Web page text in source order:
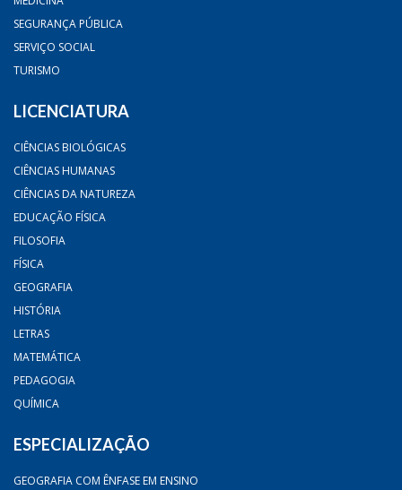
SEGURANÇA PÚBLICA
SERVIÇO SOCIAL
TURISMO
LICENCIATURA
CIÊNCIAS BIOLÓGICAS
CIÊNCIAS HUMANAS
CIÊNCIAS DA NATUREZA
EDUCAÇÃO FÍSICA
FILOSOFIA
FÍSICA
GEOGRAFIA
HISTÓRIA
LETRAS
MATEMÁTICA
PEDAGOGIA
QUÍMICA
ESPECIALIZAÇÃO
GEOGRAFIA COM ÊNFASE EM ENSINO